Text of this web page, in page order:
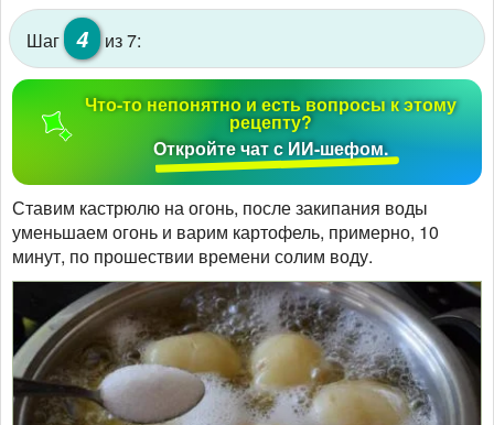
Шаг 4 из 7:
Что-то непонятно и есть вопросы к этому
рецепту?
Откройте чат с ИИ-шефом.
Ставим кастрюлю на огонь, после закипания воды
уменьшаем огонь и варим картофель, примерно, 10
минут, по прошествии времени солим воду.